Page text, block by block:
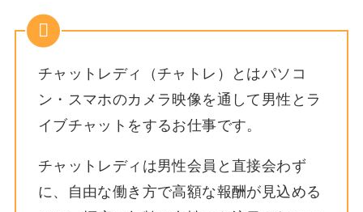
チャットレディ（チャトレ）とはパソコ
ン・スマホのカメラ映像を通して男性とラ
イブチャットをするお仕事です。
チャットレディは男性会員と直接会わず
に、自由な働き方で高額な報酬が見込める